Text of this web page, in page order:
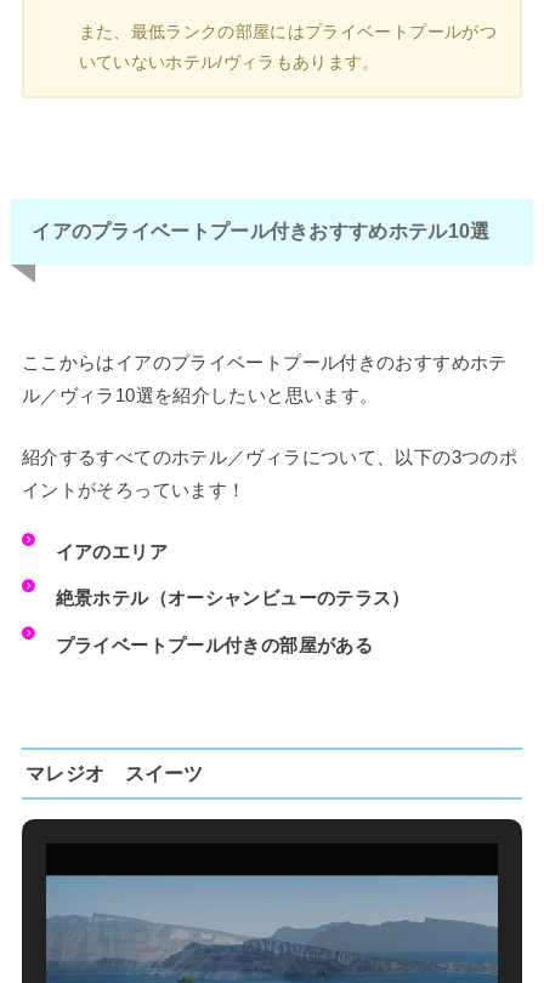
また、最低ランクの部屋にはプライベートプールがつ
いていないホテル/ヴィラもあります。
イアのプライベートプール付きおすすめホテル10選
ここからはイアのプライベートプール付きのおすすめホテ
ル／ヴィラ10選を紹介したいと思います。
紹介するすべてのホテル／ヴィラについて、以下の3つのポ
イントがそろっています！
イアのエリア
絶景ホテル（オーシャンビューのテラス）
プライベートプール付きの部屋がある
マレジオ スイーツ